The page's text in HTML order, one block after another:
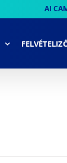
AI